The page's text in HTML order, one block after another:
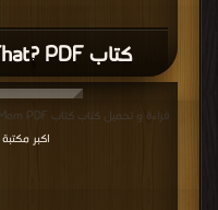
كتاب Why Does He Do That? PDF
قراءة و تحميل كتاب كتاب When Dad Hurts Mom PDF مجانا | مكتبة >
اكبر مكتبة